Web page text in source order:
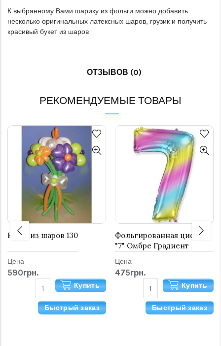
К выбранному Вами шарику из фольги можно добавить
несколько оригинальных латексных шаров, грузик и получить
красивый букет из шаров
ОТЗЫВОВ (0)
РЕКОМЕНДУЕМЫЕ ТОВАРЫ
Букет из шаров 130
Цена
590грн.
Купить
Быстрый заказ
Фольгированная цифра
"7" Омбре Градиент
Цена
475грн.
Купить
Быстрый заказ